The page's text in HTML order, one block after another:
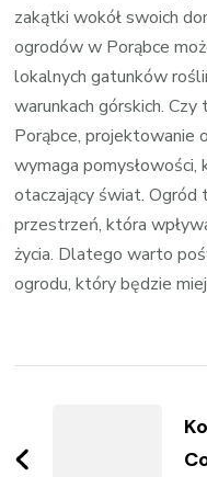
zakątki wokół swoich
ogrodów w Porąbce
lokalnych gatunków
warunkach górskich.
Porąbce, projektowanie
wymaga
otaczający świat.
przestrzeń, która
życia. Dlatego warto
ogrodu, który będzie